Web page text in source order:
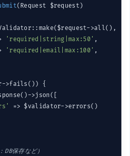
(Request $request)
>all(), [
'required|string|max:50' ,
'required|email|max:100' ,
>fails()) {
>json([
=> $validator->errors()
保存など）